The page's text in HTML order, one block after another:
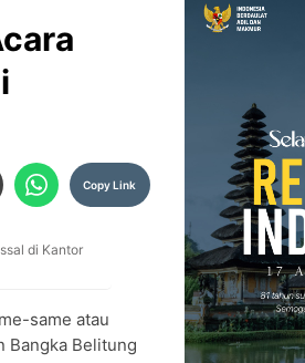
Copy Link
di Kantor
same atau
Bangka Belitung